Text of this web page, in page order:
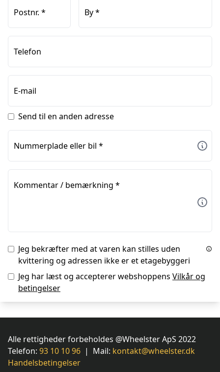
Postnr. * By*
Telefon
E-mail
Send til en anden adresse
Nummerplade eller bil *
Kommentar / bemærkning *
Jeg bekræfter med at varen kan stilles uden
kvittering og adressen ikke er et etagebyggeri
Jeg har læst og accepterer webshoppens Vilkår og
betingelser
Alle rettigheder forbeholdes @Wheelster ApS 2022
Telefon: 93 10 10 96 | Mail: kontakt@wheelster.dk
Handelsbetingelser